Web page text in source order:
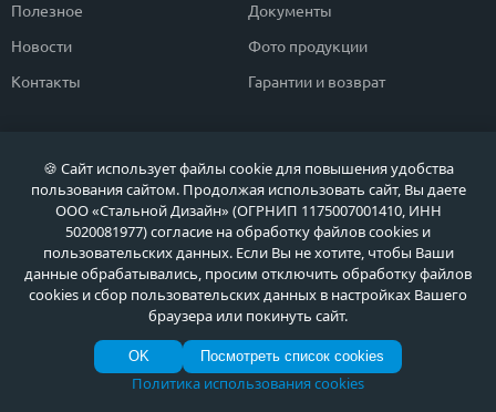
Полезное
Новости
Контакты
Документы
Фото продукции
Гарантии и возврат
Двери со скидкой
Популярные двери
Двери класса ЭКОНОМ
Парадные двери
Двери в квартиру
Тамбурные двери
Противопожарные двери
Политика обработки персональных данных
Политика обработки файлов Cookie
🍪 Сайт использует файлы cookie для повышения удобства
пользования сайтом. Продолжая использовать сайт, Вы даете
ООО «Стальной Дизайн» (ОГРНИП 1175007001410, ИНН
5020081977) согласие на обработку файлов cookies и
пользовательских данных. Если Вы не хотите, чтобы Ваши
данные обрабатывались, просим отключить обработку файлов
cookies и сбор пользовательских данных в настройках Вашего
браузера или покинуть сайт.
OK Посмотреть список cookies
Политика использования cookies